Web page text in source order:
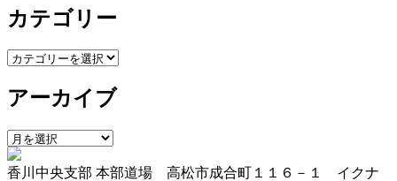
カテゴリー
カ
ゴ
ー
アーカイブ
ア
ー
カ
香川中央支部 本部道場 高松市成合町１１６－１ イクナ